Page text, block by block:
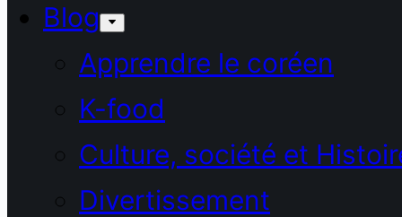
Blog
Apprendre le coréen
K-food
Culture, société et
Divertissement